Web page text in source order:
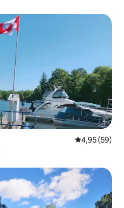
Gemiddelde
4,95 (59)